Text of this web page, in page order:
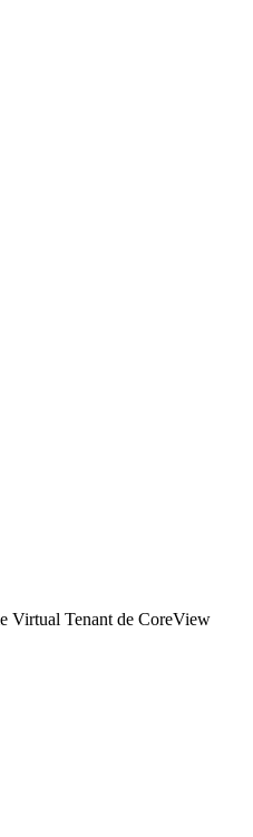
Virtual Tenant de CoreView